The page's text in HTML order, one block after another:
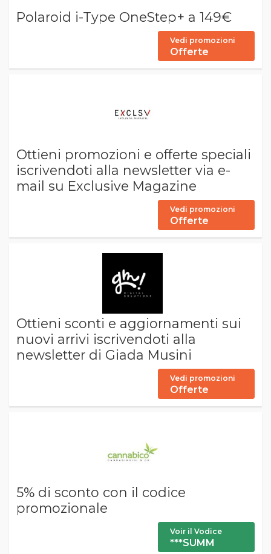
Polaroid i-Type OneStep+ a 149€
Vedi promozioni
Offerte
Ottieni promozioni e offerte speciali
iscrivendoti alla newsletter via e-
mail su Exclusive Magazine
Vedi promozioni
Offerte
Ottieni sconti e aggiornamenti sui
nuovi arrivi iscrivendoti alla
newsletter di Giada Musini
Vedi promozioni
Offerte
5% di sconto con il codice
promozionale
Voir il Vodice
***SUMM